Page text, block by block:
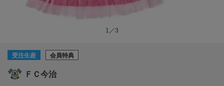
1／3
受注生産 会員特典
ＦＣ今治